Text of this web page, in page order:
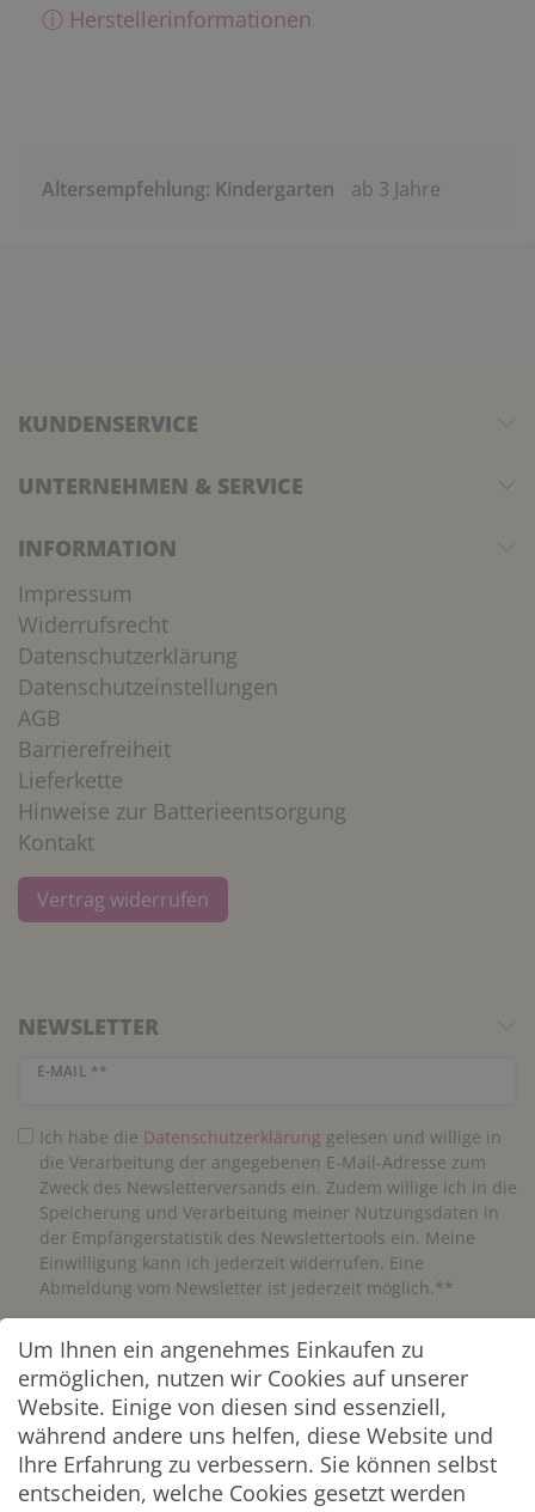
ⓘ Herstellerinformationen
Altersempfehlung: Kindergarten ab 3 Jahre
KUNDENSERVICE
UNTERNEHMEN & SERVICE
INFORMATION
Impressum
Widerrufsrecht
Datenschutzerklärung
Datenschutzeinstellungen
AGB
Barrierefreiheit
Lieferkette
Hinweise zur Batterieentsorgung
Kontakt
Vertrag widerrufen
NEWSLETTER
E-MAIL **
Newsletter Honig
Ich habe die Daten­schutz­erklärung gelesen und willige in
die Verarbeitung der angegebenen E-Mail-Adresse zum
Zweck des Newsletterversands ein. Zudem willige ich in die
Speicherung und Verarbeitung meiner Nutzungsdaten in
der Empfängerstatistik des Newslettertools ein. Meine
Einwilligung kann ich jederzeit widerrufen. Eine
Abmeldung vom Newsletter ist jederzeit möglich.**
Abonnieren
** Hierbei handelt es sich um ein Pflichtfeld.
ZAHLUNG & VERSAND
Um Ihnen ein angenehmes Einkaufen zu
ermöglichen, nutzen wir Cookies auf unserer
Website. Einige von diesen sind essenziell,
während andere uns helfen, diese Website und
Ihre Erfahrung zu verbessern. Sie können selbst
entscheiden, welche Cookies gesetzt werden